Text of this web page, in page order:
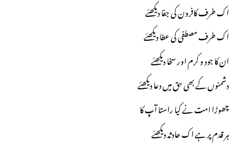
اک طرف کافرون کی جفا دیکھئے
اک طرف مصطفی کی عطا دیکھئے
ان کا جود و کرم اور سخا دیکھئے
دشمنوں کے بھی حق میں دعا دیکھئے
چھوڑا امت نے کیا راستا آپ کا
ہر قدم پر ہے اک حادثہ دیکھئے